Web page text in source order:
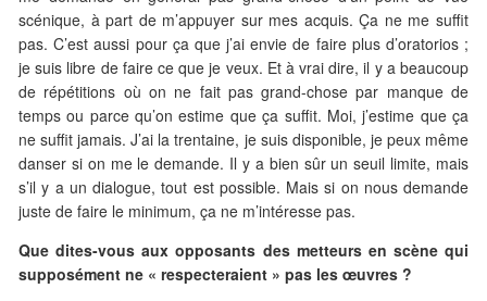
scénique, à part de m’appuyer sur mes acquis. Ça ne me suffit
pas. C’est aussi pour ça que j’ai envie de faire plus d’oratorios ;
je suis libre de faire ce que je veux. Et à vrai dire, il y a beaucoup
de répétitions où on ne fait pas grand-chose par manque de
temps ou parce qu’on estime que ça suffit. Moi, j’estime que ça
ne suffit jamais. J’ai la trentaine, je suis disponible, je peux même
danser si on me le demande. Il y a bien sûr un seuil limite, mais
s’il y a un dialogue, tout est possible. Mais si on nous demande
juste de faire le minimum, ça ne m’intéresse pas.
Que dites-vous aux opposants des metteurs en scène qui
supposément ne « respecteraient » pas les œuvres ?